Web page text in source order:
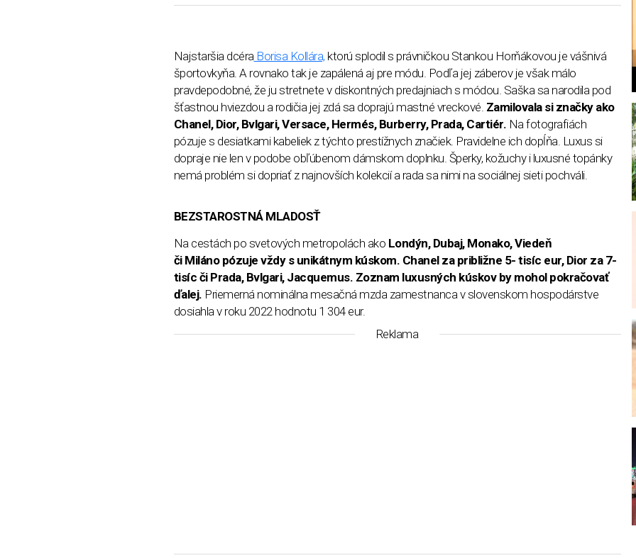
Najstaršia dcéra Borisa Kollára, ktorú splodil s právničkou Stankou Horňákovou je vášnivá
športovkyňa. A rovnako tak je zapálená aj pre módu. Podľa jej záberov je však málo
pravdepodobné, že ju stretnete v diskontných predajniach s módou. Saška sa narodila pod
šťastnou hviezdou a rodičia jej zdá sa doprajú mastné vreckové. Zamilovala si značky ako
Chanel, Dior, Bvlgari, Versace, Hermés, Burberry, Prada, Cartiér. Na fotografiách
pózuje s desiatkami kabeliek z týchto prestížnych značiek. Pravidelne ich dopĺňa. Luxus si
dopraje nie len v podobe obľúbenom dámskom doplnku. Šperky, kožuchy i luxusné topánky
nemá problém si dopriať z najnovších kolekcií a rada sa nimi na sociálnej sieti pochváli.
BEZSTAROSTNÁ MLADOSŤ
Na cestách po svetových metropolách ako Londýn, Dubaj, Monako, Viedeň
či Miláno pózuje vždy s unikátnym kúskom. Chanel za približne 5- tisíc eur, Dior za 7-
tisíc či Prada, Bvlgari, Jacquemus. Zoznam luxusných kúskov by mohol pokračovať
ďalej. Priemerná nominálna mesačná mzda zamestnanca v slovenskom hospodárstve
dosiahla v roku 2022 hodnotu 1 304 eur.
Reklama
s
s
l